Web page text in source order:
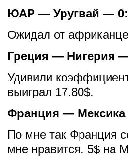
ЮАР — Уругвай —
Ожидал от
Греция — Нигерия
Удивили
выиграл 17.80$.
Франция —
По мне так Франция
мне нравится. 5$ на